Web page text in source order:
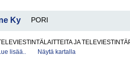
Ky PORI
JA
lisää..
Näytä kartalla